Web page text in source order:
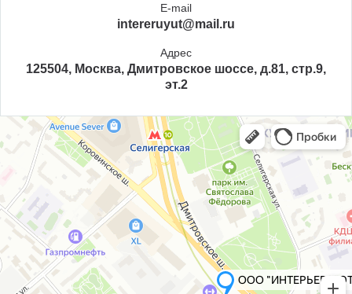
E-mail
intereruyut@mail.ru
Адрес
125504, Москва, Дмитровское шоссе, д.81, стр.9,
эт.2